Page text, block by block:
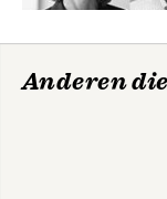
'Ik werk al bijna
Wat een geluk dat
Anderen